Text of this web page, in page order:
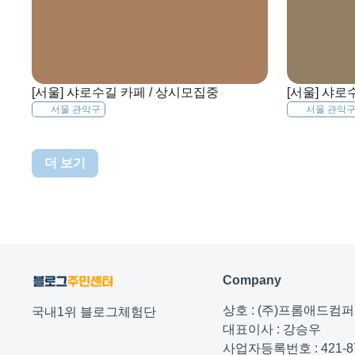
[서울] 샤로수길 카페 / 상시모집중
서울 관악구
[서울] 샤로
서울 관악구
더 보기
국내1위 블로그체험단
Company
상호 : (주)프롬애드컴
대표이사 : 강승우
사업자등록번호 : 421-